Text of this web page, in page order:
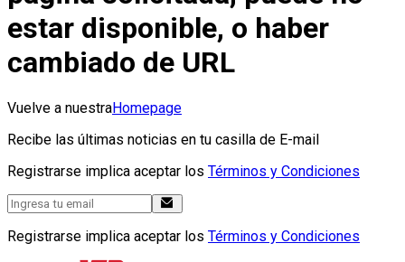
estar disponible, o haber
cambiado de URL
Vuelve a nuestraHomepage
Recibe las últimas noticias en tu casilla de E-mail
Registrarse implica aceptar los Términos y Condiciones
Registrarse implica aceptar los Términos y Condiciones